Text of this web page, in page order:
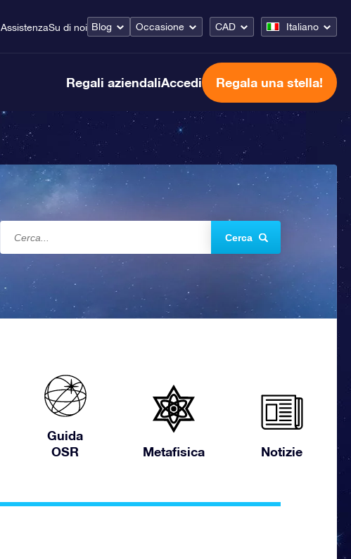
AssistenzaSu di noi Blog Occasione CAD Italiano
Regali aziendaliAccedi Regala una stella!
Cerca
Guida
OSR
Metafisica Notizie